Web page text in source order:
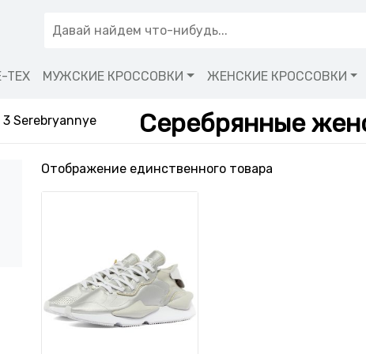
TEX МУЖСКИЕ КРОССОВКИ ЖЕНСКИЕ КРОССОВКИ
3 Serebryannye Серебрянные
Отображение единственного товара